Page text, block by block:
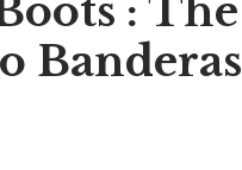
: The
Banderas